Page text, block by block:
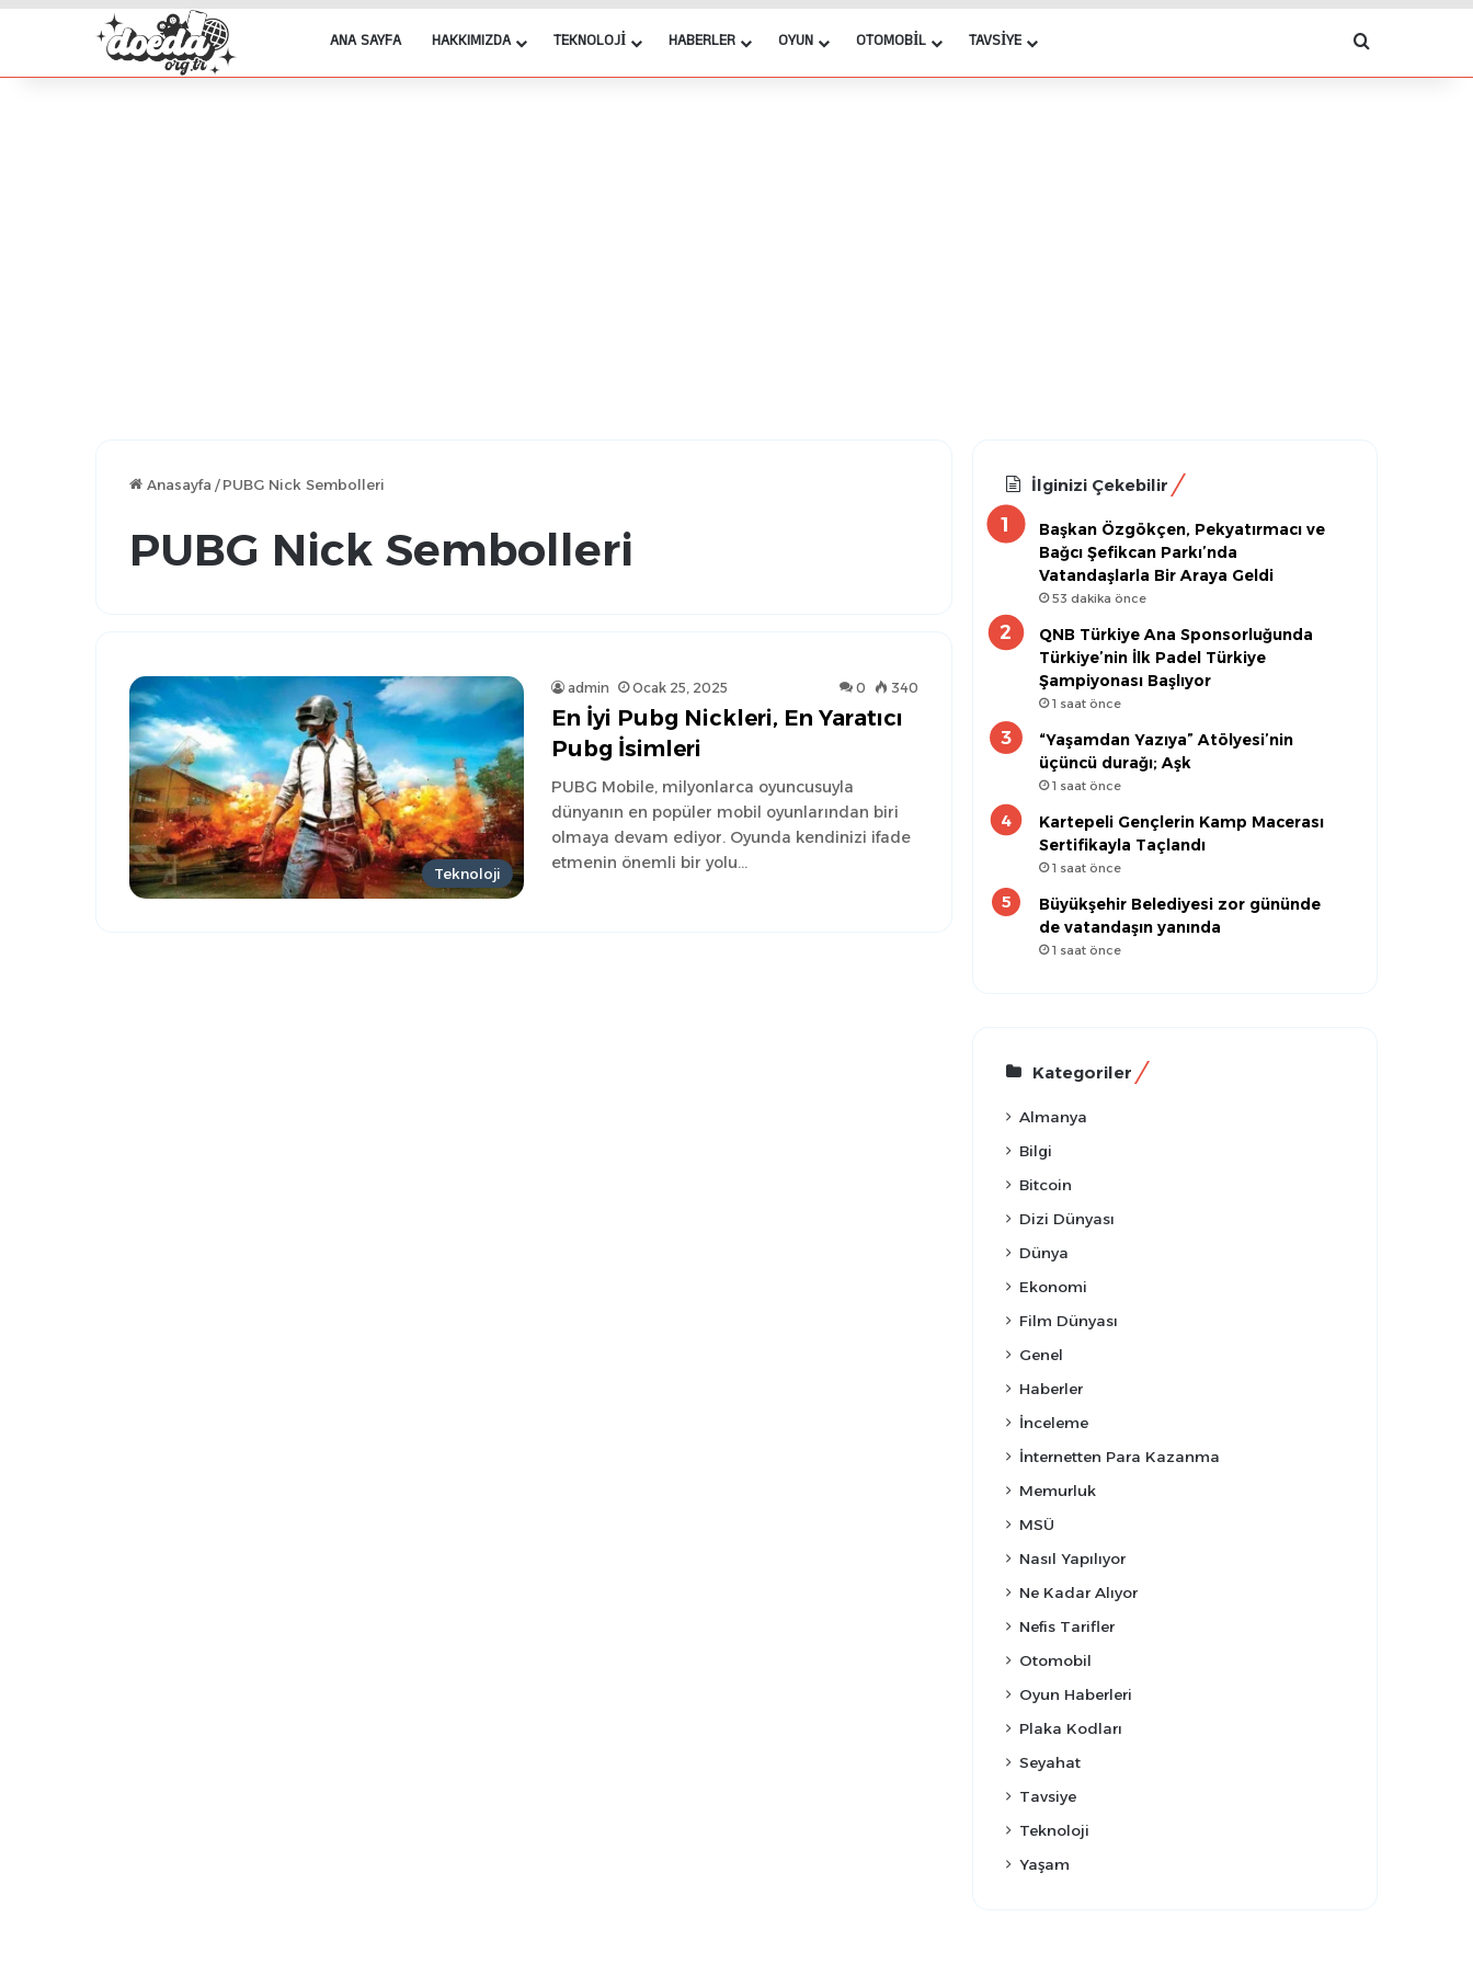
ANA SAYFA HAKKIMIZDA TEKNOLOJI HABERLER OYUN OTOMOBIL TAVSIYE Arama yap
Anasayfa / PUBG Nick Sembolleri
PUBG Nick Sembolleri
Teknoloji
admin Ocak 25, 2025 0 340
En İyi Pubg Nickleri, En Yaratıcı
Pubg İsimleri
PUBG Mobile, milyonlarca oyuncusuyla
dünyanın en popüler mobil oyunlarından biri
olmaya devam ediyor. Oyunda kendinizi ifade
etmenin önemli bir yolu…
İlginizi Çekebilir
Başkan Özgökçen, Pekyatırmacı ve
Bağcı Şefikcan Parkı’nda
Vatandaşlarla Bir Araya Geldi
53 dakika önce
QNB Türkiye Ana Sponsorluğunda
Türkiye’nin İlk Padel Türkiye
Şampiyonası Başlıyor
1 saat önce
“Yaşamdan Yazıya” Atölyesi’nin
üçüncü durağı; Aşk
1 saat önce
Kartepeli Gençlerin Kamp Macerası
Sertifikayla Taçlandı
1 saat önce
Büyükşehir Belediyesi zor gününde
de vatandaşın yanında
1 saat önce
Kategoriler
Almanya
Bilgi
Bitcoin
Dizi Dünyası
Dünya
Ekonomi
Film Dünyası
Genel
Haberler
İnceleme
İnternetten Para Kazanma
Memurluk
MSÜ
Nasıl Yapılıyor
Ne Kadar Alıyor
Nefis Tarifler
Otomobil
Oyun Haberleri
Plaka Kodları
Seyahat
Tavsiye
Teknoloji
Yaşam